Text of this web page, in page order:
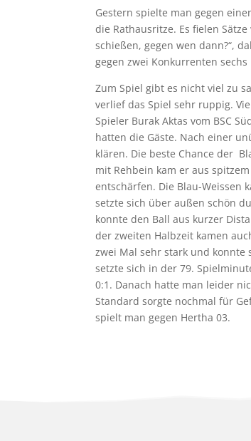
Gestern spielte man gegen
die Rathausritze. Es fielen
schießen, gegen wen dann?“,
gegen zwei Konkurrenten
Zum Spiel gibt es nicht viel zu
verlief das Spiel sehr ruppig.
Spieler Burak Aktas vom BSC
hatten die Gäste. Nach einer
klären. Die beste Chance der
mit Rehbein kam er aus
entschärfen. Die Blau-Weissen
setzte sich über außen schön
konnte den Ball aus kurzer
der zweiten Halbzeit kamen
zwei Mal sehr stark und konnte
setzte sich in der 79.
0:1. Danach hatte man leider
Standard sorgte nochmal für
spielt man gegen Hertha 03.